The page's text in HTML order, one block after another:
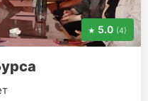
5.0 (4)